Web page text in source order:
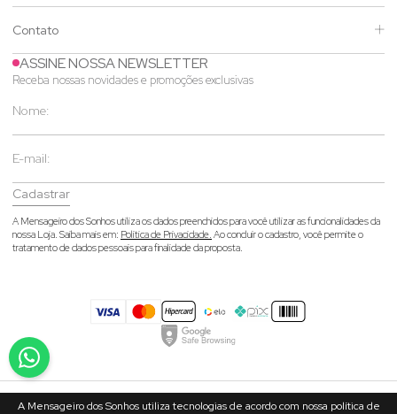
Contato
ASSINE NOSSA NEWSLETTER
Receba nossas novidades e promoções exclusivas
Cadastrar
A Mensageiro dos Sonhos utiliza os dados preenchidos para você utilizar as funcionalidades da
nossa Loja. Saiba mais em: Política de Privacidade. Ao concluir o cadastro, você permite o
tratamento de dados pessoais para finalidade da proposta.
© 2026 Mensageiro dos Sonhos- CNPJ: 02.473.096/0001-30 - Rua João Heil,
A Mensageiro dos Sonhos utiliza tecnologias de acordo com nossa política de